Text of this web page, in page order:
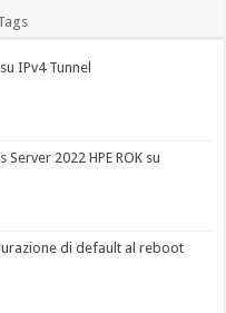
IPv4 Tunnel
2022 HPE ROK su
di default al reboot